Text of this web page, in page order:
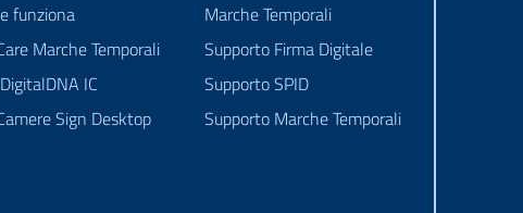
funziona
Marche Temporali
IC
Sign Desktop
Marche Temporali
Supporto Firma Digitale
Supporto SPID
Supporto Marche Temporali